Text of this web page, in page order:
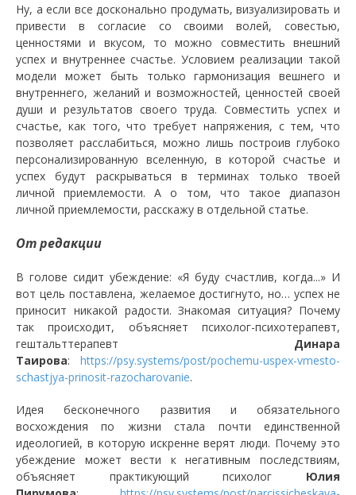
Ну, а если все досконально продумать, визуализировать и
привести в согласие со своими волей, совестью,
ценностями и вкусом, то можно совместить внешний
успех и внутреннее счастье. Условием реализации такой
модели может быть только гармонизация вешнего и
внутреннего, желаний и возможностей, ценностей своей
души и результатов своего труда. Совместить успех и
счастье, как того, что требует напряжения, с тем, что
позволяет расслабиться, можно лишь построив глубоко
персонализированную вселенную, в которой счастье и
успех будут раскрываться в терминах только твоей
личной приемлемости. А о том, что такое диапазон
личной приемлемости, расскажу в отдельной статье.
От редакции
В голове сидит убеждение: «Я буду счастлив, когда...» И
вот цель поставлена, желаемое достигнуто, но… успех не
приносит никакой радости. Знакомая ситуация? Почему
так происходит, объясняет психолог-психотерапевт,
гештальттерапевт Динара
Таирова: https://psy.systems/post/pochemu-uspex-vmesto-
schastjya-prinosit-razocharovanie.
Идея бесконечного развития и обязательного
восхождения по жизни стала почти единственной
идеологией, в которую искренне верят люди. Почему это
убеждение может вести к негативным последствиям,
объясняет практикующий психолог Юлия